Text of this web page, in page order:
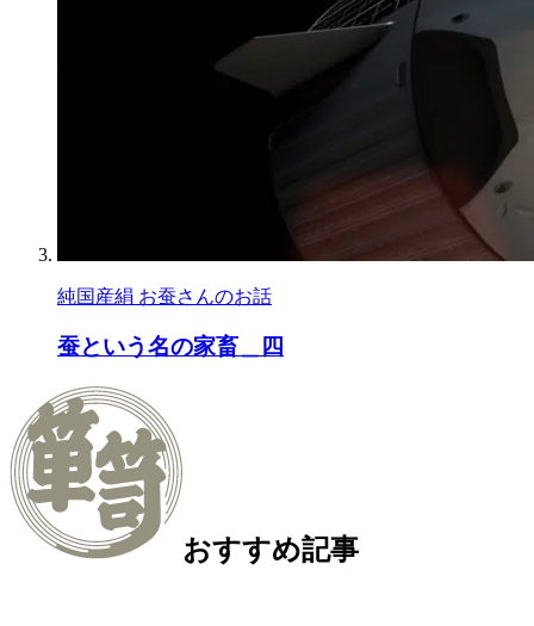
純国産絹 お蚕さんのお話
蚕という名の家畜＿四
おすすめ記事